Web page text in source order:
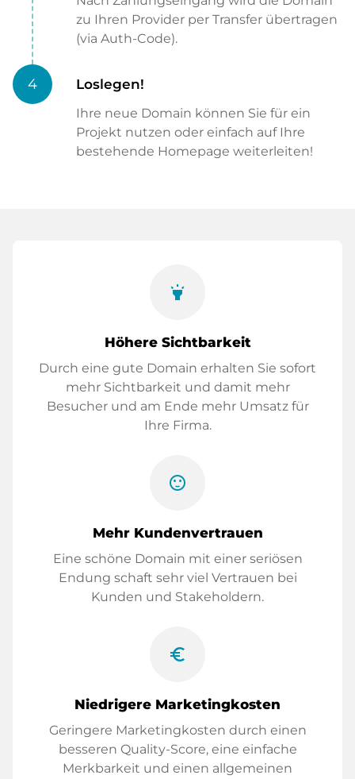
zu Ihren Provider per Transfer übertragen
(via Auth-Code).
4 Loslegen!
Ihre neue Domain können Sie für ein
Projekt nutzen oder einfach auf Ihre
bestehende Homepage weiterleiten!
highlight
Höhere Sichtbarkeit
Durch eine gute Domain erhalten Sie sofort
mehr Sichtbarkeit und damit mehr
Besucher und am Ende mehr Umsatz für
Ihre Firma.
sentiment_satisfied
Mehr Kundenvertrauen
Eine schöne Domain mit einer seriösen
Endung schaft sehr viel Vertrauen bei
Kunden und Stakeholdern.
euro_symbol
Niedrigere Marketingkosten
Geringere Marketingkosten durch einen
besseren Quality-Score, eine einfache
Merkbarkeit und einen allgemeinen